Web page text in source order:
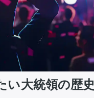
い大統領の歴史